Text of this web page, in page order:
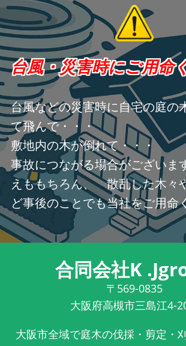
台風・災害時にご用命
台風などの災害時に自宅の庭の
て飛んで・・・
敷地内の木が倒れて・・・
事故につながる場合がございま
えももちろん、 散乱した木々
ど事後のことでも当社をご用命
合同会社K
〒569-0835
大阪府高槻市三島江4-
大阪市全域で庭木の伐採・剪定・